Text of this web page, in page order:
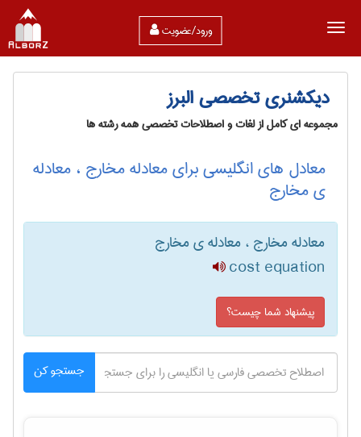
ورود/عضویت
دیکشنری تخصصی البرز
مجموعه ای کامل از لغات و اصطلاحات تخصصی همه رشته ها
معادل های انگلیسی برای معادله مخارج ، معادله
ی مخارج
معادله مخارج ، معادله ی مخارج
cost equation
پیشنهاد شما چیست؟
جستجو کن